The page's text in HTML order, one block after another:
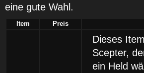
eine gute Wahl.
Item Preis
Dieses
Scepter,
ein Held